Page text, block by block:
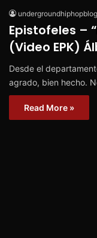
undergroundhiphopblog
Epistofeles –
(Video EPK)
Desde el
agrado, bien hecho.
Read More »